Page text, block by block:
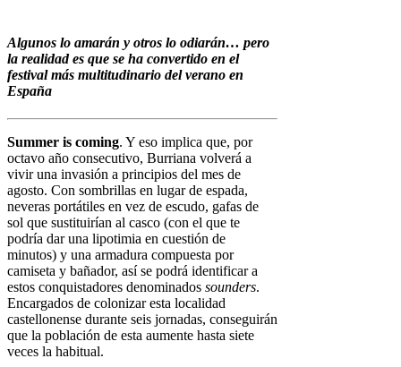
Algunos lo amarán y otros lo odiarán… pero
la realidad es que se ha convertido en el
festival más multitudinario del verano en
España
Summer is coming. Y eso implica que, por
octavo año consecutivo, Burriana volverá a
vivir una invasión a principios del mes de
agosto. Con sombrillas en lugar de espada,
neveras portátiles en vez de escudo, gafas de
sol que sustituirían al casco (con el que te
podría dar una lipotimia en cuestión de
minutos) y una armadura compuesta por
camiseta y bañador, así se podrá identificar a
estos conquistadores denominados sounders.
Encargados de colonizar esta localidad
castellonense durante seis jornadas, conseguirán
que la población de esta aumente hasta siete
veces la habitual.